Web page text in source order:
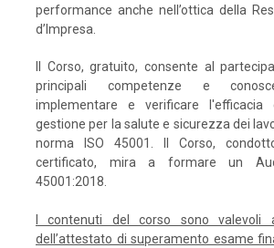
performance anche nell’ottica della
d’Impresa.
Il Corso, gratuito, consente al
principali competenze e
implementare e verificare
gestione per la salute e sicurezza dei
norma ISO 45001. Il Corso,
certificato, mira a formare un
45001:2018.
I contenuti del corso sono valevoli
dell’attestato di superamento esame